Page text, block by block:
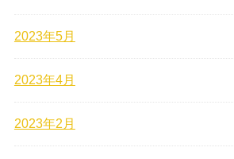
2023年5月
2023年4月
2023年2月